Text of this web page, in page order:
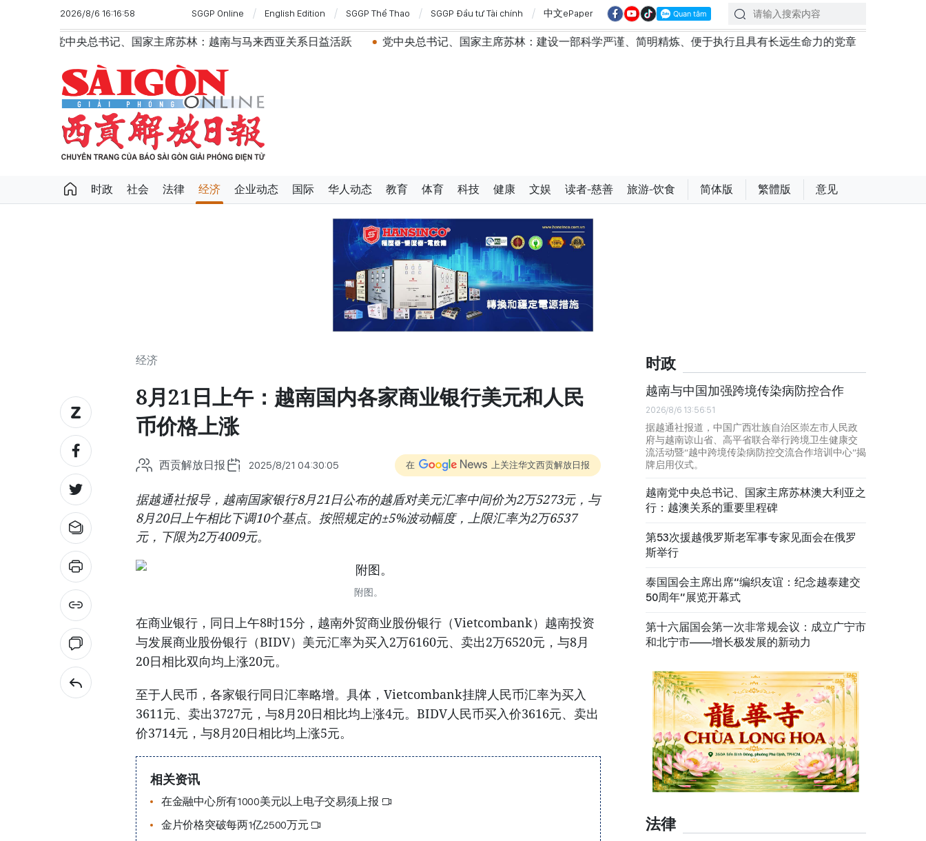
2026/8/6 16:16:58 SGGP Online English Edition SGGP Thể Thao SGGP Đầu tư Tài chính 中文ePaper
总书记、国家主席苏林：越南与马来西亚关系日益活跃 党中央总书记、国家主席苏林：建设一部科学严谨、简明精炼、便于执行且具有长远生命力的党章 苏林总书记、国家主席
时政 社会 法律 经济 企业动态 国际 华人动态 教育 体育 科技 健康 文娱 读者-慈善 旅游-饮食 简体版 繁體版 意见
经济
8月21日上午：越南国内各家商业银行美元和人民
币价格上涨
西贡解放日报 2025/8/21 04:30:05 在 上关注华文西贡解放日报
据越通社报导，越南国家银行8月21日公布的越盾对美元汇率中间价为2万5273元，与
8月20日上午相比下调10个基点。按照规定的±5%波动幅度，上限汇率为2万6537
元，下限为2万4009元。
附图。
在商业银行，同日上午8时15分，越南外贸商业股份银行（Vietcombank）越南投资
与发展商业股份银行（BIDV）美元汇率为买入2万6160元、卖出2万6520元，与8月
20日相比双向均上涨20元。
至于人民币，各家银行同日汇率略增。具体，Vietcombank挂牌人民币汇率为买入
3611元、卖出3727元，与8月20日相比均上涨4元。BIDV人民币买入价3616元、卖出
价3714元，与8月20日相比均上涨5元。
相关资讯
在金融中心所有1000美元以上电子交易须上报
金片价格突破每两1亿2500万元
时政
越南与中国加强跨境传染病防控合作
2026/8/6 13:56:51
据越通社报道，中国广西壮族自治区崇左市人民政
府与越南谅山省、高平省联合举行跨境卫生健康交
流活动暨“越中跨境传染病防控交流合作培训中心”揭
牌启用仪式。
越南党中央总书记、国家主席苏林澳大利亚之
行：越澳关系的重要里程碑
第53次援越俄罗斯老军事专家见面会在俄罗
斯举行
泰国国会主席出席“编织友谊：纪念越泰建交
50周年”展览开幕式
第十六届国会第一次非常规会议：成立广宁市
和北宁市——增长极发展的新动力
法律